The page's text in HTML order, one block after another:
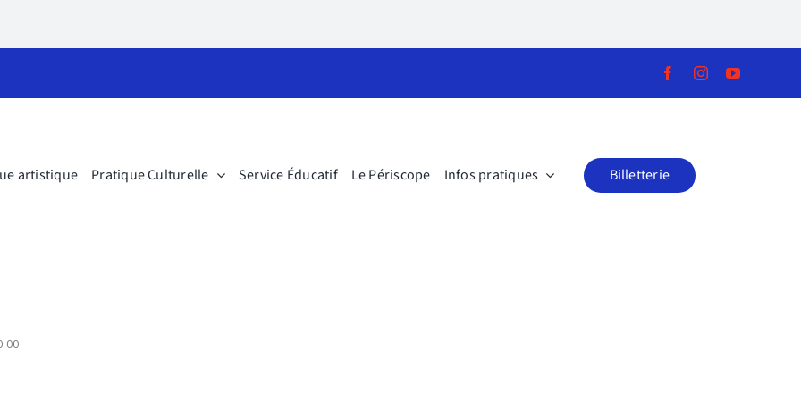
artistique Pratique Culturelle Service Éducatif Le Périscope Infos pratiques Billetterie